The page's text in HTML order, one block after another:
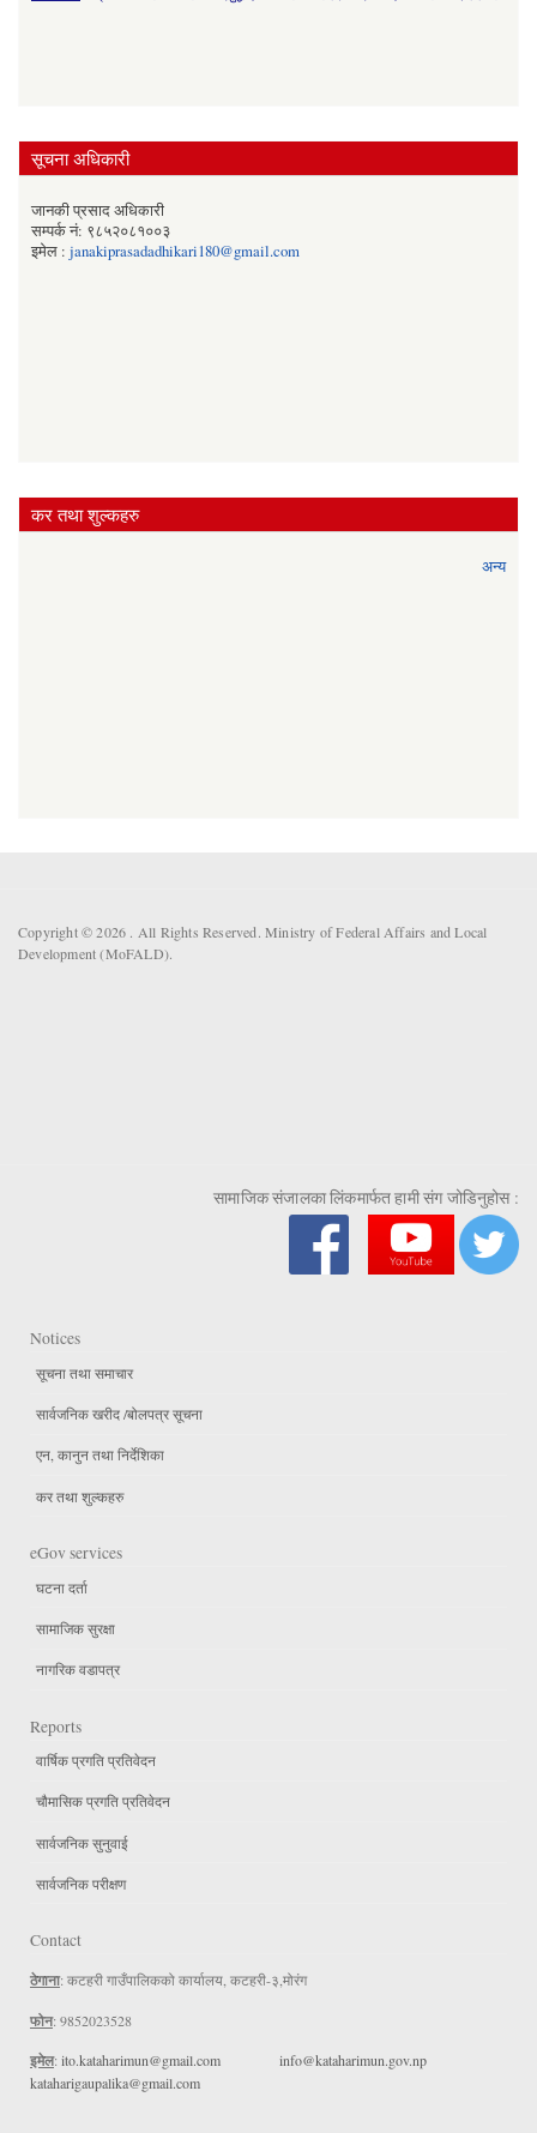
सूचना अधिकारी
जानकी प्रसाद अधिकारी
सम्पर्क नं: ९८५२०८१००३
इमेल : janakiprasadadhikari180@gmail.com
कर तथा शुल्कहरु
अन्य
Copyright © 2026 . All Rights Reserved. Ministry of Federal Affairs and Local
Development (MoFALD).
सामाजिक संजालका लिंकमार्फत हामी संग जोडिनुहोस :
Notices
सूचना तथा समाचार
सार्वजनिक खरीद /बोलपत्र सूचना
एन, कानुन तथा निर्देशिका
कर तथा शुल्कहरु
eGov services
घटना दर्ता
सामाजिक सुरक्षा
नागरिक वडापत्र
Reports
वार्षिक प्रगति प्रतिवेदन
चौमासिक प्रगति प्रतिवेदन
सार्वजनिक सुनुवाई
सार्वजनिक परीक्षण
Contact
ठेगाना: कटहरी गाउँपालिकको कार्यालय, कटहरी-३,मोरंग
फोन: 9852023528
इमेल: ito.kataharimun@gmail.com
info@kataharimun.gov.np
kataharigaupalika@gmail.com